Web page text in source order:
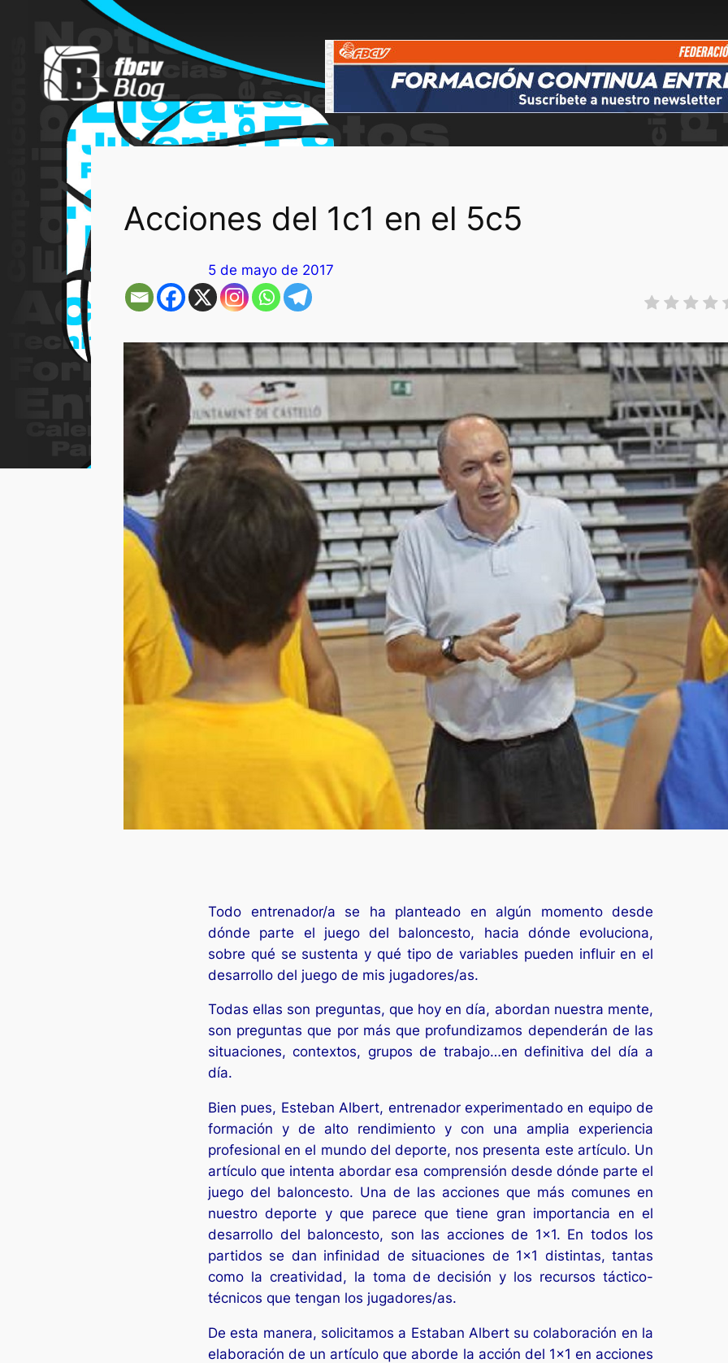
contenido
Acciones del 1c1 en el 5c5
5 de mayo de 2017
Todo entrenador/a se ha planteado en algún momento desde
dónde parte el juego del baloncesto, hacia dónde evoluciona,
sobre qué se sustenta y qué tipo de variables pueden influir en el
desarrollo del juego de mis jugadores/as.
Todas ellas son preguntas, que hoy en día, abordan nuestra mente,
son preguntas que por más que profundizamos dependerán de las
situaciones, contextos, grupos de trabajo…en definitiva del día a
día.
Bien pues, Esteban Albert, entrenador experimentado en equipo de
formación y de alto rendimiento y con una amplia experiencia
profesional en el mundo del deporte, nos presenta este artículo. Un
artículo que intenta abordar esa comprensión desde dónde parte el
juego del baloncesto. Una de las acciones que más comunes en
nuestro deporte y que parece que tiene gran importancia en el
desarrollo del baloncesto, son las acciones de 1×1. En todos los
partidos se dan infinidad de situaciones de 1×1 distintas, tantas
como la creatividad, la toma de decisión y los recursos táctico-
técnicos que tengan los jugadores/as.
De esta manera, solicitamos a Estaban Albert su colaboración en la
elaboración de un artículo que aborde la acción del 1×1 en acciones